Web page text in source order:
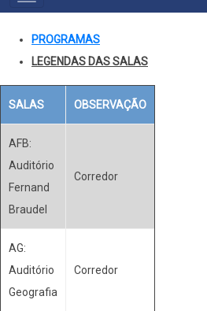
MENU
PROGRAMAS
LEGENDAS DAS SALAS
SALAS OBSERVAÇÃO
AFB:
Auditório
Fernand
Braudel
Corredor
AG:
Auditório
Geografia
Corredor